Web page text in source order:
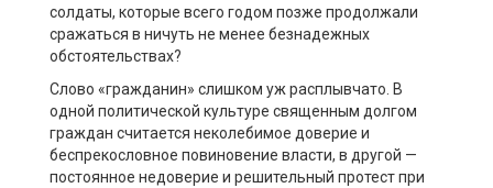
солдаты, которые всего годом позже продолжали
сражаться в ничуть не менее безнадежных
обстоятельствах?
Слово «гражданин» слишком уж расплывчато. В
одной политической культуре священным долгом
граждан считается неколебимое доверие и
беспрекословное повиновение власти, в другой —
постоянное недоверие и решительный протест при